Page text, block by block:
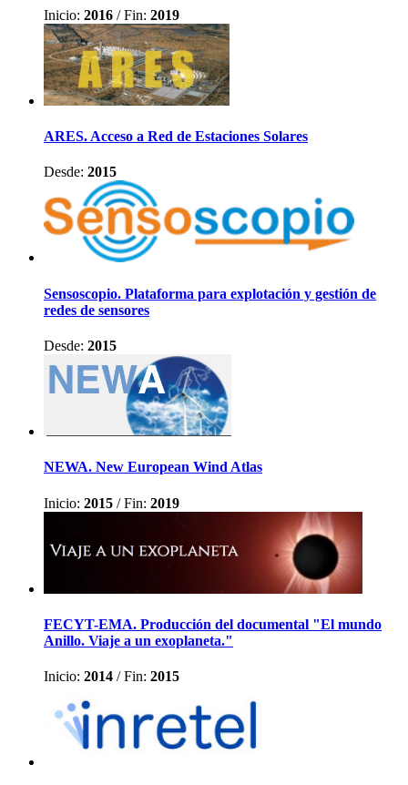
Inicio: 2016 /Fin: 2019
ARES. Acceso a Red de Estaciones Solares
Desde: 2015
Sensoscopio. Plataforma para explotación y gestión de
redes de sensores
Desde: 2015
NEWA. New European Wind Atlas
Inicio: 2015 /Fin: 2019
FECYT-EMA. Producción del documental "El mundo
Anillo. Viaje a un exoplaneta."
Inicio: 2014 /Fin: 2015